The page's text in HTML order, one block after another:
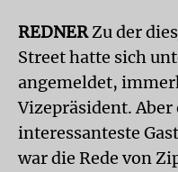
REDNERZu der
Street hatte sich
angemeldet,
Vizepräsident.
interessanteste
war die Rede von